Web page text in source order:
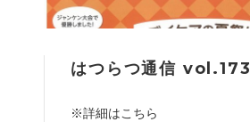
はつらつ通信 vol.173
※詳細はこちら